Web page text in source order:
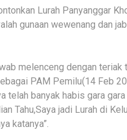
Lurah Panyanggar
gunaan wewenang dan
melenceng dengan
PAM Pemilu(14 Feb
telah banyak habis gara
Tahu,Saya jadi Lurah di
katanya”.